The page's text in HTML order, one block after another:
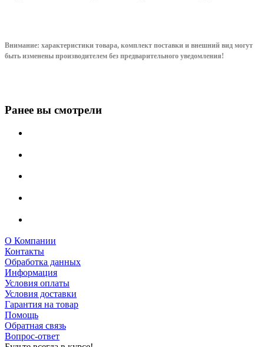
Внимание: характеристики товара, комплект поставки и внешний вид могут
быть изменены производителем без предварительного уведомления!
Ранее вы смотрели
О Компании
Контакты
Обработка данных
Информация
Условия оплаты
Условия доставки
Гарантия на товар
Помощь
Обратная связь
Вопрос-ответ